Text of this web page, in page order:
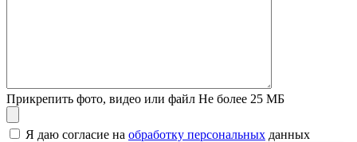
Прикрепить фото, видео или файл Не более 25 МБ
Я даю согласие на обработку персональных данных